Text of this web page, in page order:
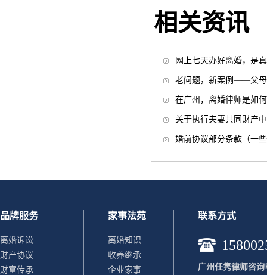
相关资讯
网上七天办好离婚，是
老问题，新案例——父母
在广州，离婚律师是如
关于执行夫妻共同财产
婚前协议部分条款（一
品牌服务 家事法苑 联系方式
离婚诉讼
财产协议
财富传承
离婚知识
收养继承
企业家事
广州任隽律师咨询